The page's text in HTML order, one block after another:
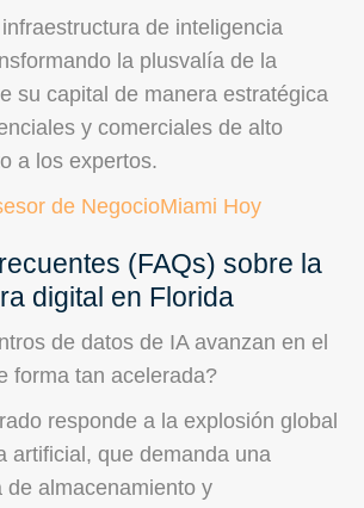
de inteligencia
la plusvalía de la
su capital de manera estratégica
y comerciales de alto
a los expertos.
de NegocioMiami Hoy
(FAQs) sobre la
digital en Florida
de datos de IA avanzan en el
forma tan acelerada?
responde a la explosión global
artificial, que demanda una
de almacenamiento y